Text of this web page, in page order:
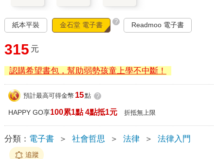
紙本平裝 金石堂 電子書 ? Readmoo 電子書
315 元
認購希望書包，幫助弱勢孩童上學不中斷！
預計最高可得金幣 15點 ?
HAPPY GO享100累1點 4點抵1元 折抵無上限
分類： 電子書 ＞ 社會哲思 ＞ 法律 ＞ 法律入門
追蹤